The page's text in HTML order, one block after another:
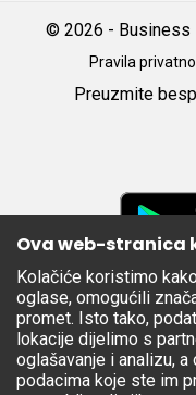
© 2026 - Business
Pravila
Preuzmite
Apple
Store
Ova web-stranica
Kolačiće koristimo
oglase, omogućili
promet. Isto tako,
lokacije dijelimo s
oglašavanje i analizu,
podacima koje ste im